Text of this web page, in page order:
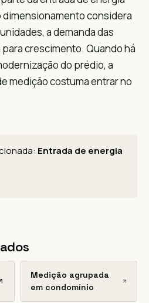
considera
a demanda das
crescimento. Quando há
do prédio, a
medição costuma entrar no
Entrada de energia
Medição agrupada
em condomínio